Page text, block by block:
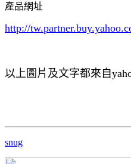
產品網址
http://
以上圖片及文字都來自
snug